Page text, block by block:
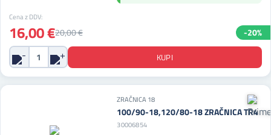
Cena z DDV:
16,00 €20,00 € -20%
ZRAČNICA 18
100/90-18,120/80-18 ZRAČNICA TR4
30006854